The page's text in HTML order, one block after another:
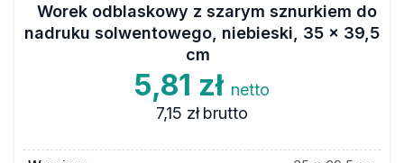
Worek odblaskowy z szarym sznurkiem do
nadruku solwentowego, niebieski, 35 x 39,5
cm
5,81 zł netto
7,15 zł brutto